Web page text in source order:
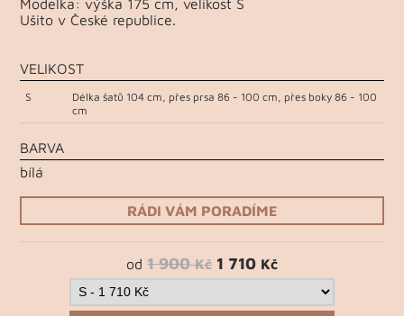
Modelka: výška 175 cm, velikost S
Ušito v České republice.
VELIKOST
S
Délka šatů 104 cm, přes prsa 86 - 100 cm, přes boky 86 - 100
cm
BARVA
bílá
RÁDI VÁM PORADÍME
od 1 900 Kč 1 710 Kč